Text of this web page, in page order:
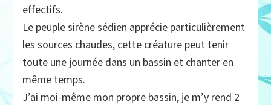
effectifs.
Le peuple sirène sédien apprécie particulièrement
les sources chaudes, cette créature peut tenir
toute une journée dans un bassin et chanter en
même temps.
J’ai moi-même mon propre bassin, je m’y rend 2